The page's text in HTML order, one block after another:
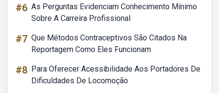
#6 As Perguntas Evidenciam Conhecimento Mínimo
Sobre A Carreira Profissional
#7 Que Métodos Contraceptivos São Citados Na
Reportagem Como Eles Funcionam
#8 Para Oferecer Acessibilidade Aos Portadores De
Dificuldades De Locomoção